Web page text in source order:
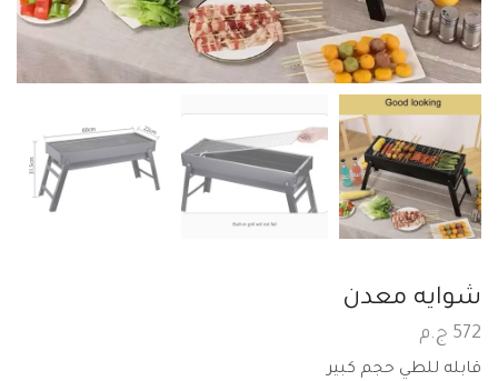
شوايه معدن
572 ج.م
قابله للطي حجم كبير